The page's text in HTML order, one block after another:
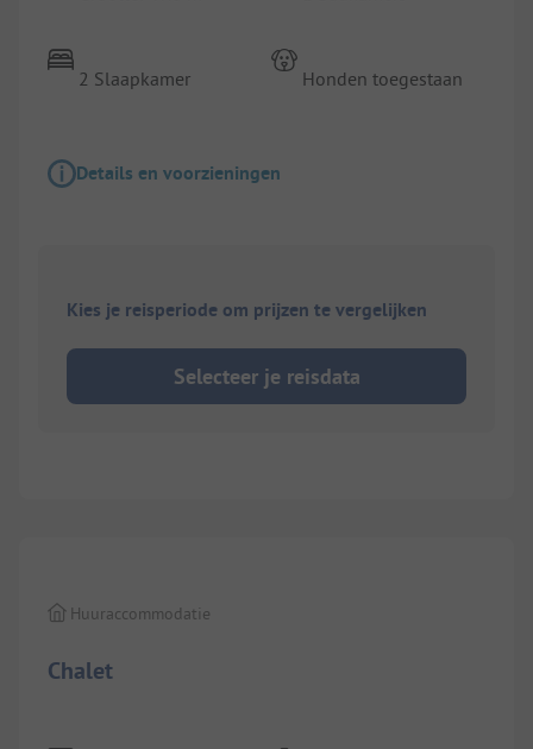
2 Slaapkamer Honden toegestaan
Details en voorzieningen
Kies je reisperiode om prijzen te vergelijken
Selecteer je reisdata
Chalet
Huuraccommodatie